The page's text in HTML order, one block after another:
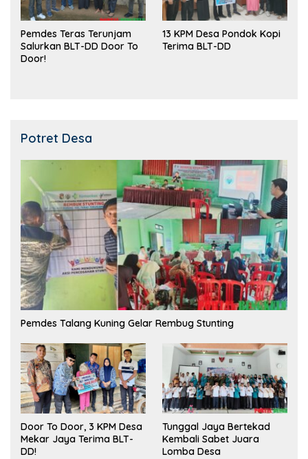
Pemdes Teras Terunjam
Salurkan BLT-DD Door To
Door!
13 KPM Desa Pondok Kopi
Terima BLT-DD
Potret Desa
Pemdes Talang Kuning Gelar Rembug Stunting
Door To Door, 3 KPM Desa
Mekar Jaya Terima BLT-
DD!
Tunggal Jaya Bertekad
Kembali Sabet Juara
Lomba Desa